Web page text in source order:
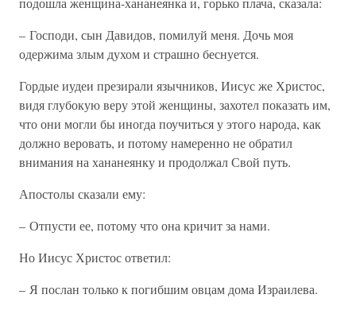
– Господи, сын Давидов, помилуй меня. Дочь моя
одержима злым духом и страшно беснуется.
Гордые иудеи презирали язычников, Иисус же Христос,
видя глубокую веру этой женщины, захотел показать им,
что они могли бы иногда поучиться у этого народа, как
должно веровать, и потому намеренно не обратил
внимания на хананеянку и продолжал Свой путь.
Апостолы сказали ему:
– Отпусти ее, потому что она кричит за нами.
Но Иисус Христос ответил:
– Я послан только к погибшим овцам дома Израилева.